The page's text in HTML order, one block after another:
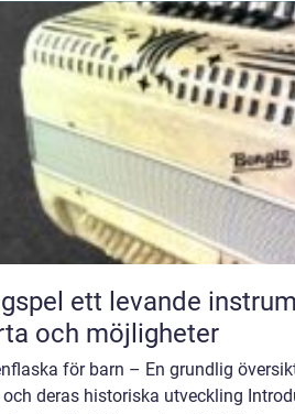
med historia,
och möjligheter
för barn – En grundlig
och deras historiska utveckling